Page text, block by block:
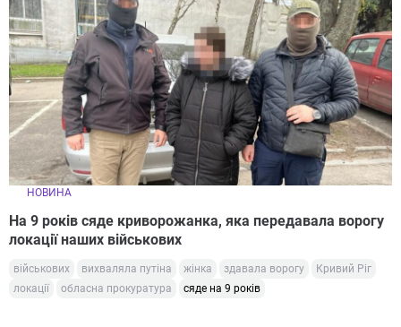
НОВИНА
На 9 років сяде криворожанка, яка передавала ворогу
локації наших військових
військових вихваляла путіна жінка здавала ворогу
Кривий Ріг
локації
обласна прокуратура сяде на 9 років